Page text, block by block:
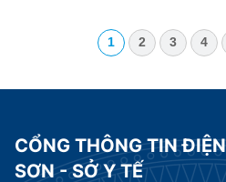
1 2 3 4
CỔNG THÔNG TIN
SƠN - SỞ Y TẾ